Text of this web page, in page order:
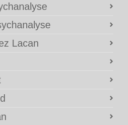
Lacan